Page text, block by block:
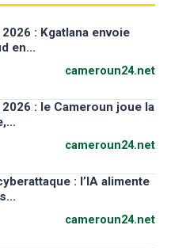
: Kgatlana envoie
en...
cameroun24.net
: le Cameroun joue la
cameroun24.net
: l’IA alimente
cameroun24.net